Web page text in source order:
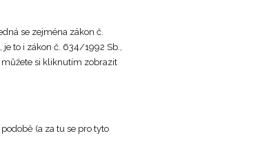
se zejména zákon č.
to i zákon č. 634/1992 Sb.,
si kliknutím zobrazit
(a za tu se pro tyto